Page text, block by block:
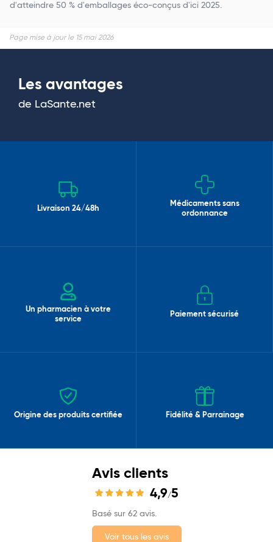
d'atteindre 50 % d'emballages éco-conçus d'ici 2025.
Page mise à jour le 15 mai 2026
Les avantages
de LaSante.net
Livraison 24/48h
Médicaments sans
ordonnance
Un pharmacien à votre
service
Paiement sécurisé
Origine des produits certifiée Fidélité & Parrainage
Avis clients
4,9/5
Basé sur 62 avis.
Voir tous les avis